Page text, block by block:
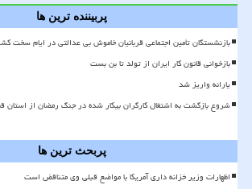
پربیننده ترین ها
بازنشستگان تأمین اجتماعی قربانیان خاموش بی عدالتی در ایام سخت
بازخوانی قانون کار ایران از تولد تا بن بست
یارانه واریز شد
شروع بازگشت به اشتغال کارگران بیکار شده در جنگ رمضان از استان
پربحث ترین ها
اظهارات وزیر خزانه داری آمریکا با مواضع قبلی وی متناقض است